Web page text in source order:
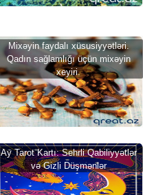
Mixəyin faydalı xüsusiyyətləri.
Qadın sağlamlığı üçün mixəyin
xeyiri.
Ay Tarot Kartı: Sehrli Qabiliyyətlər
və Gizli Düşmənlər